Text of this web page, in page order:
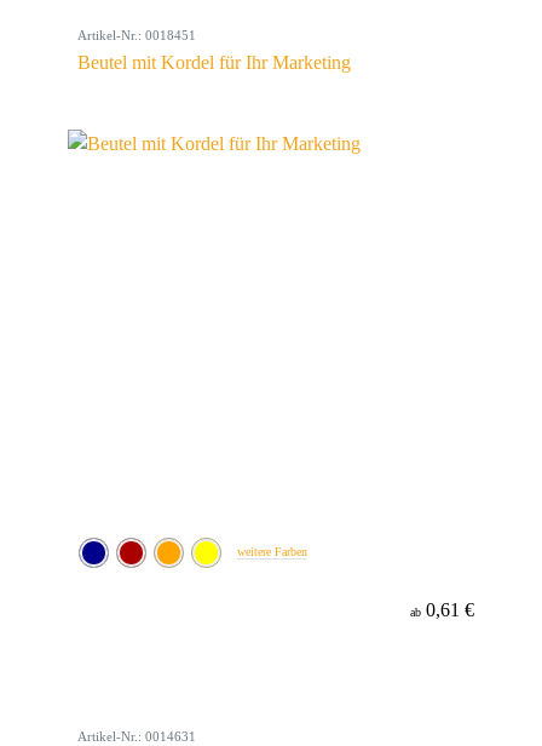
Artikel-Nr.: 0018451
Beutel mit Kordel für Ihr Marketing
weitere Farben
ab 0,61 €
Artikel-Nr.: 0014631